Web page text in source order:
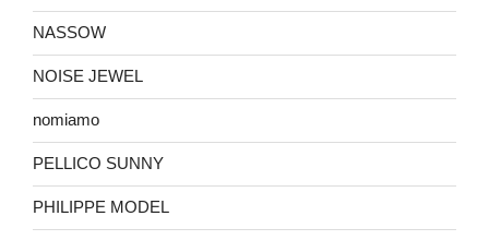
NASSOW
NOISE JEWEL
nomiamo
PELLICO SUNNY
PHILIPPE MODEL